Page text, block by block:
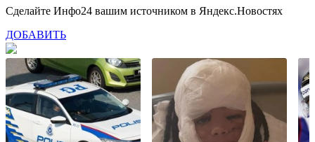
Сделайте Инфо24 вашим источником в Яндекс.Новостях
ДОБАВИТЬ